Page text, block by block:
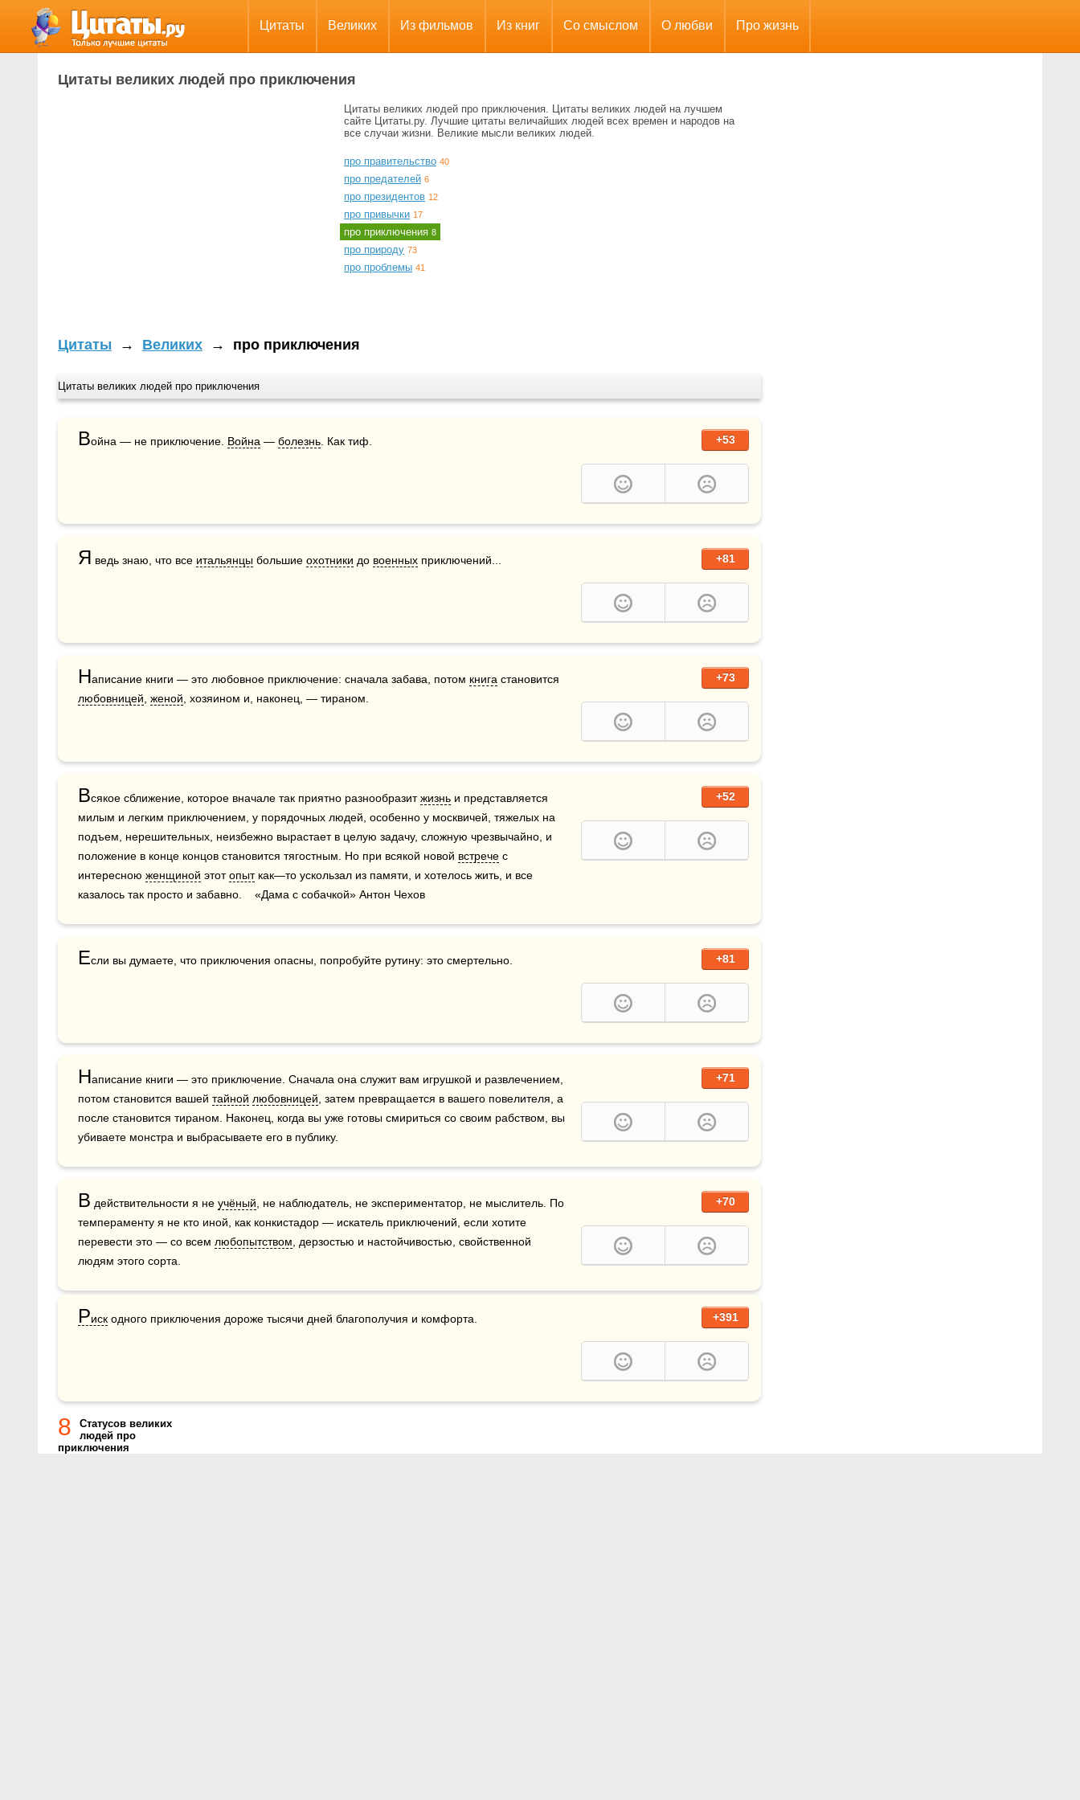
Цитаты Великих Из фильмов Из книг Со смыслом О любви Про жизнь
Цитаты великих людей про приключения
Цитаты великих людей про приключения. Цитаты великих людей на лучшем
сайте Цитаты.ру. Лучшие цитаты величайших людей всех времен и народов на
все случаи жизни. Великие мысли великих людей.
про правительство 40
про предателей 6
про президентов 12
про привычки 17
про приключения 8
про природу 73
про проблемы 41
Цитаты → Великих → про приключения
Цитаты великих людей про приключения
+53
Война — не приключение. Война — болезнь . Как тиф.
+81
Я ведь знаю, что все итальянцы большие охотники до военных приключений...
+73
Написание книги — это любовное приключение: сначала забава, потом книга
любовницей женой , хозяином и, наконец, — тираном.
+52
Всякое сближение, которое вначале так приятно разнообразит жизнь и представляется
милым и легким приключением, у порядочных людей, особенно у москвичей, тяжелых на
подъем, нерешительных, неизбежно вырастает в целую задачу, сложную чрезвычайно, и
положение в конце концов становится тягостным. Но при всякой новой встрече с
интересною женщиной этот опыт как—то ускользал из памяти, и хотелось жить, и все
казалось так просто и забавно.    «Дама с собачкой» Антон Чехов
+81
Е
+71
Написание книги — это приключение. Сначала она служит вам игрушкой и развлечением,
потом становится вашей тайной любовницей , затем превращается в вашего повелителя, а
после становится тираном. Наконец, когда вы уже готовы смириться со своим рабством, вы
убиваете монстра и выбрасываете его в публику.
+70
В действительности я не учёный , не наблюдатель, не экспериментатор, не мыслитель. По
темпераменту я не кто иной, как конкистадор — искатель приключений, если хотите
перевести это — со всем любопытством , дерзостью и настойчивостью, свойственной
людям этого сорта.
+391
Риск одного приключения дороже тысячи дней благополучия и комфорта.
8
Статусов великих
людей про
приключения